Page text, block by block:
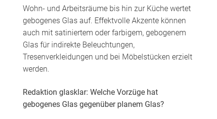
Wohn- und Arbeitsräume bis hin zur Küche wertet
gebogenes Glas auf. Effektvolle Akzente können
auch mit satiniertem oder farbigem, gebogenem
Glas für indirekte Beleuchtungen,
Tresenverkleidungen und bei Möbelstücken erzielt
werden.
Redaktion glasklar: Welche Vorzüge hat
gebogenes Glas gegenüber planem Glas?